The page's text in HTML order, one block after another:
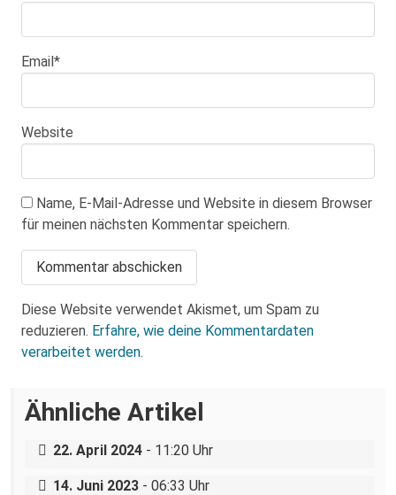
Email*
Website
Name, E-Mail-Adresse und Website in diesem Browser
für meinen nächsten Kommentar speichern.
Diese Website verwendet Akismet, um Spam zu
reduzieren. Erfahre, wie deine Kommentardaten
verarbeitet werden.
Ähnliche Artikel
Bundespolizei lässt Neonazis ungestört
22. April 2024 - 11:20 Uhr
14. Juni 2023 - 06:33 Uhr